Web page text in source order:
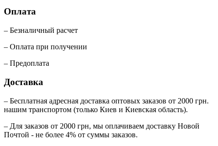
Оплата
– Безналичный расчет
– Оплата при получении
– Предоплата
Доставка
– Бесплатная адресная доставка оптовых заказов от 2000 грн.
нашим транспортом (только Киев и Киевская область).
– Для заказов от 2000 грн, мы оплачиваем доставку Новой
Почтой - не более 4% от суммы заказов.